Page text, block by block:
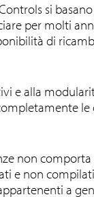
si
per molti
di
e alla
non
e non
a